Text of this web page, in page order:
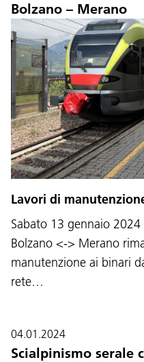
Progetti
Assistenza e contatto
Bolzano – Merano
Lavori di
Sabato 13 gennaio
Bolzano <-> Merano
manutenzione ai binari
rete…
04.01.2024
Scialpinismo serale